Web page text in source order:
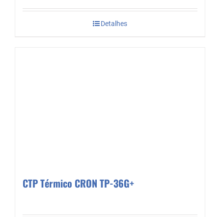
Detalhes
CTP Térmico CRON TP-36G+